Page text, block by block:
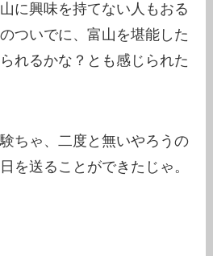
に興味を持てない人もおる
ついでに、富山を堪能した
れるかな？とも感じられた
ちゃ、二度と無いやろうの
を送ることができたじゃ。